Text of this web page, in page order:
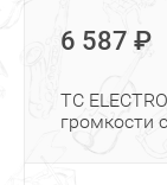
6 587 ₽
TC
громкости